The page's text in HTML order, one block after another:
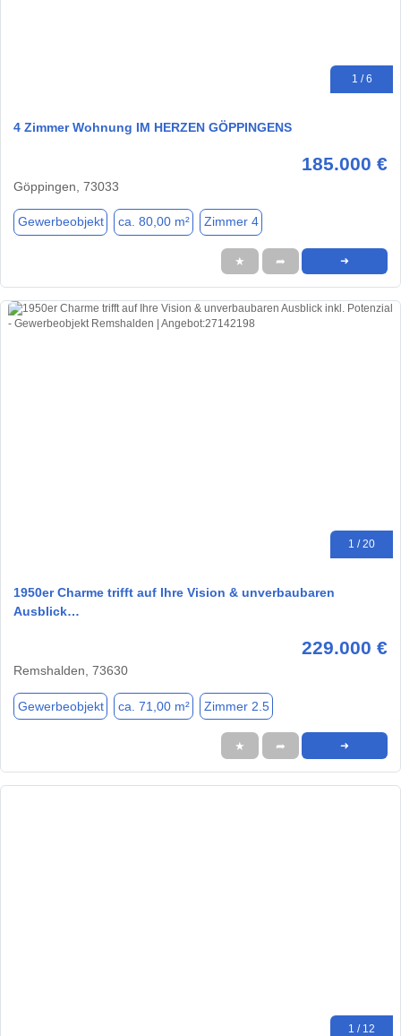
1 / 6
4 Zimmer Wohnung IM HERZEN GÖPPINGENS
185.000 €
Göppingen, 73033
Gewerbeobjekt ca. 80,00 m² Zimmer 4
★ ➦ ➜
1 / 20
1950er Charme trifft auf Ihre Vision & unverbaubaren
Ausblick…
229.000 €
Remshalden, 73630
Gewerbeobjekt ca. 71,00 m² Zimmer 2.5
★ ➦ ➜
1 / 12